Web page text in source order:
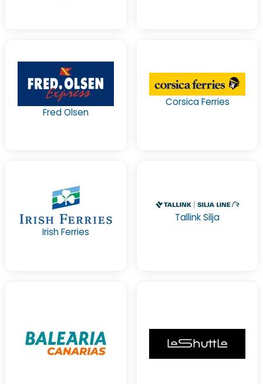
Fred Olsen
Corsica Ferries
Irish Ferries
Tallink Silja